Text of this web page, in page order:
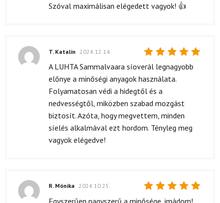
Szóval maximálisan elégedett vagyok! 👍
Értékelés:
/ 5
T. Katalin 2024.12.14.
A LUHTA Sammalvaara síoverál legnagyobb
előnye a minőségi anyagok használata.
Folyamatosan védi a hidegtől és a
nedvességtől, miközben szabad mozgást
biztosít. Azóta, hogy megvettem, minden
síelés alkalmával ezt hordom. Tényleg meg
vagyok elégedve!
Értékelés:
R. Mónika 2024.10.25.
Egyszerűen nagyszerű a minősége, imádom!